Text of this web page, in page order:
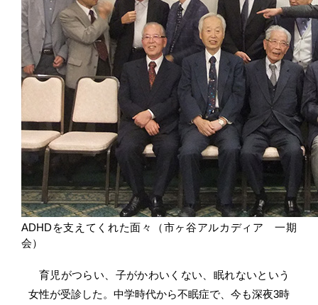
ADHDを支えてくれた面々（市ヶ谷アルカディア 一期
会）
育児がつらい、子がかわいくない、眠れないという
女性が受診した。中学時代から不眠症で、今も深夜3時